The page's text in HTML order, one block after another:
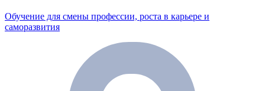
Обучение для смены профессии, роста в карьере и
саморазвития